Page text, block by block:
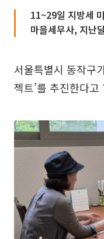
11~29일 지방세
마을세무사, 지난
서울특별시 동작구
젝트’를 추진한다